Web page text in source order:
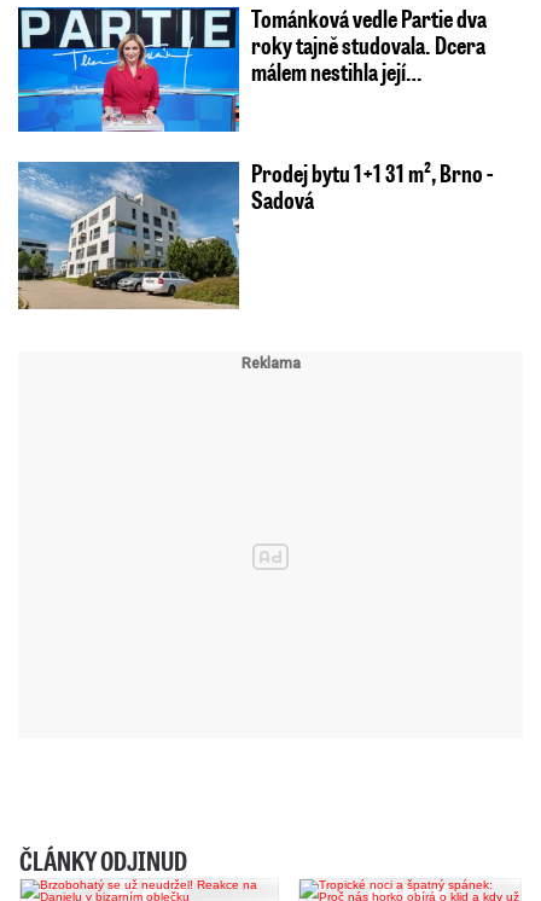
Tománková vedle Partie dva
roky tajně studovala. Dcera
málem nestihla její…
Prodej bytu 1+1 31 m², Brno -
Sadová
ČLÁNKY ODJINUD